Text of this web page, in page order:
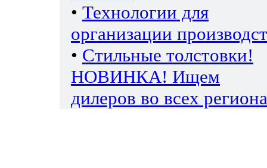
• Технологии для
организации
• Стильные толстовки!
НОВИНКА! Ищем
дилеров во всех